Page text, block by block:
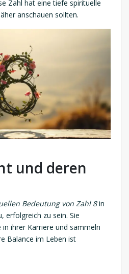
Zahl hat eine tiefe spirituelle
anschauen sollten.
und deren
Bedeutung von Zahl 8in
erfolgreich zu sein. Sie
ihrer Karriere und sammeln
Balance im Leben ist